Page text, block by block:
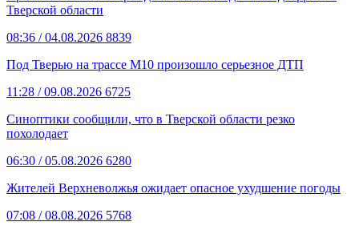
Тверской области
08:36 / 04.08.2026 8839
Под Тверью на трассе М10 произошло серьезное ДТП
11:28 / 09.08.2026 6725
Синоптики сообщили, что в Тверской области резко
похолодает
06:30 / 05.08.2026 6280
Жителей Верхневолжья ожидает опасное ухудшение погоды
07:08 / 08.08.2026 5768